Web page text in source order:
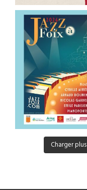
Charger plus